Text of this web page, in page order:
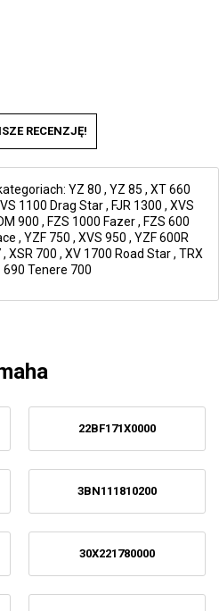
RECENZJĘ!
YZ 80 , YZ 85 , XT 660
1100 Drag Star, FJR 1300 , XVS
900 , FZS 1000 Fazer, FZS 600
, YZF 750 , XVS 950 , YZF 600R
, XSR 700 , XV 1700 Road Star, TRX
690 Tenere 700
22BF171X0000
3BN111810200
30X221780000